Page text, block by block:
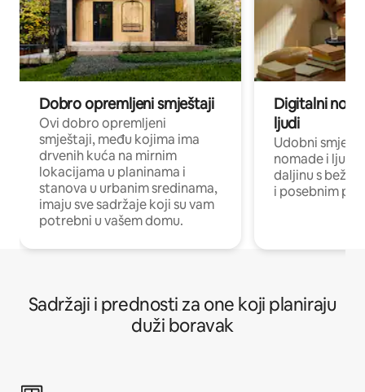
Dobro opremljeni smještaji
Ovi dobro opremljeni
smještaji, među kojima ima
drvenih kuća na mirnim
lokacijama u planinama i
stanova u urbanim sredinama,
imaju sve sadržaje koji su vam
potrebni u vašem domu.
Digitalni
ljudi
Udobni
nomade i ljude
daljinu s
i posebnim
Sadržaji i prednosti za one koji planiraju
duži boravak